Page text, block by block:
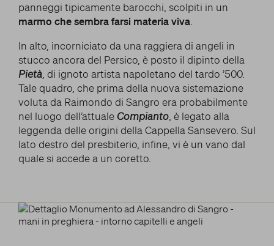
panneggi tipicamente barocchi, scolpiti in un
marmo che sembra farsi materia viva.
In alto, incorniciato da una raggiera di angeli in
stucco ancora del Persico, è posto il dipinto della
Pietà, di ignoto artista napoletano del tardo ’500.
Tale quadro, che prima della nuova sistemazione
voluta da Raimondo di Sangro era probabilmente
nel luogo dell’attuale Compianto, è legato alla
leggenda delle origini della Cappella Sansevero. Sul
lato destro del presbiterio, infine, vi è un vano dal
quale si accede a un coretto.